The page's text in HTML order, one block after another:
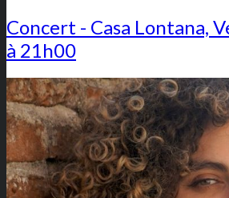
Concert - Casa Lontana,
à 21h00